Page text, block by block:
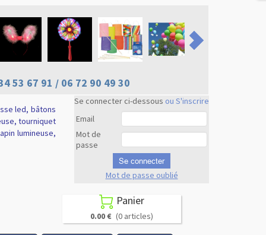
53 67 91 / 06 72 90 49 30
Se connecter ci-dessous ou S'inscrire
Email
Mot de
passe
Se connecter
Mot de passe oublié
led, bâtons
tourniquet
lumineuse,
 Panier
0.00 € (0 articles)